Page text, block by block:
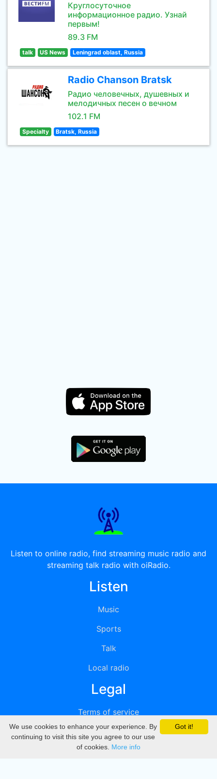
Круглосуточное
информационное радио. Узнай
первым!
89.3 FM
talk US News Leningrad oblast, Russia
Radio Chanson Bratsk
Радио человечных, душевных и
мелодичных песен о вечном
102.1 FM
Specialty Bratsk, Russia
Listen to online radio, find streaming music radio and
streaming talk radio with oiRadio.
Listen
Music
Sports
Talk
Local radio
Legal
Terms of service
Privacy
DMCA
Got it!
We use cookies to enhance your experience. By
continuing to visit this site you agree to our use
of cookies. More info